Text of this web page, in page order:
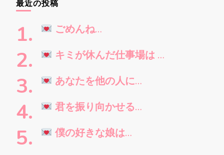
探
し
で
す
か
?
最近の投稿
ごめんね…
キミが休んだ仕事場は …
あなたを他の人に…
君を振り向かせる…
僕の好きな娘は…